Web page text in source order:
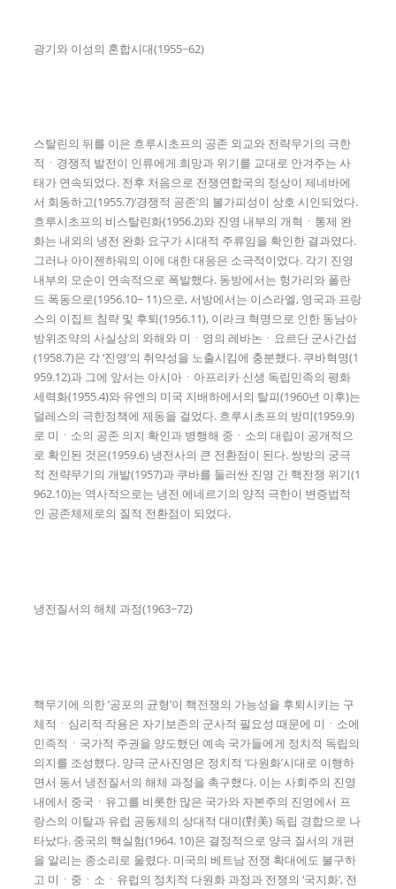
광기와 이성의 혼합시대(1955~62)
스탈린의 뒤를 이은 흐루시초프의 공존 외교와 전략무기의 극한
적ㆍ경쟁적 발전이 인류에게 희망과 위기를 교대로 안겨주는 사
태가 연속되었다. 전후 처음으로 전쟁연합국의 정상이 제네바에
서 회동하고(1955.7)‘경쟁적 공존’의 불가피성이 상호 시인되었다.
흐루시초프의 비스탈린화(1956.2)와 진영 내부의 개혁ㆍ통제 완
화는 내외의 냉전 완화 요구가 시대적 주류임을 확인한 결과였다.
그러나 아이젠하워의 이에 대한 대응은 소극적이었다. 각기 진영
내부의 모순이 연속적으로 폭발했다. 동방에서는 헝가리와 폴란
드 폭동으로(1956.10~ 11)으로, 서방에서는 이스라엘, 영국과 프랑
스의 이집트 침략 및 후퇴(1956.11), 이라크 혁명으로 인한 동남아
방위조약의 사실상의 와해와 미ㆍ영의 레바논ㆍ요르단 군사간섭
(1958.7)은 각 ‘진영’의 취약성을 노출시킴에 충분했다. 쿠바혁명(1
959.12)과 그에 앞서는 아시아ㆍ아프리카 신생 독립민족의 평화
세력화(1955.4)와 유엔의 미국 지배하에서의 탈피(1960년 이후)는
덜레스의 극한정책에 제동을 걸었다. 흐루시초프의 방미(1959.9)
로 미ㆍ소의 공존 의지 확인과 병행해 중ㆍ소의 대립이 공개적으
로 확인된 것은(1959.6) 냉전사의 큰 전환점이 된다. 쌍방의 궁극
적 전략무기의 개발(1957)과 쿠바를 둘러싼 진영 간 핵전쟁 위기(1
962.10)는 역사적으로는 냉전 에네르기의 양적 극한이 변증법적
인 공존체제로의 질적 전환점이 되었다.
냉전질서의 해체 과정(1963~72)
핵무기에 의한 ‘공포의 균형’이 핵전쟁의 가능성을 후퇴시키는 구
체적ㆍ심리적 작용은 자기보존의 군사적 필요성 때문에 미ㆍ소에
민족적ㆍ국가적 주권을 양도했던 예속 국가들에게 정치적 독립의
의지를 조성했다. 양극 군사진영은 정치적 ‘다원화’시대로 이행하
면서 동서 냉전질서의 해체 과정을 촉구했다. 이는 사회주의 진영
내에서 중국ㆍ유고를 비롯한 많은 국가와 자본주의 진영에서 프
랑스의 이탈과 유럽 공동체의 상대적 대미(對美) 독립 경합으로 나
타났다. 중국의 핵실험(1964. 10)은 결정적으로 양극 질서의 개편
을 알리는 종소리로 울렸다. 미국의 베트남 전쟁 확대에도 불구하
고 미ㆍ중ㆍ소ㆍ유럽의 정치적 다원화 과정과 전쟁의 ‘국지화’, 전